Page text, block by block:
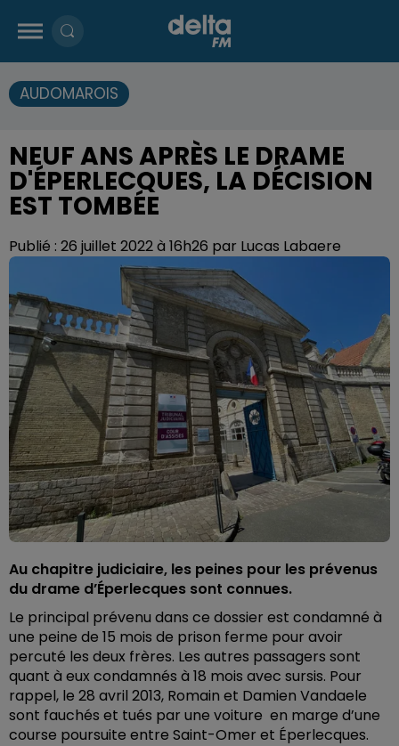
AUDOMAROIS
NEUF ANS APRÈS LE DRAME
D'ÉPERLECQUES, LA DÉCISION
EST TOMBÉE
Publié : 26 juillet 2022 à 16h26 par Lucas Labaere
Au chapitre judiciaire, les peines pour les prévenus
du drame d’Éperlecques sont connues.
Le principal prévenu dans ce dossier est condamné à
une peine de 15 mois de prison ferme pour avoir
percuté les deux frères. Les autres passagers sont
quant à eux condamnés à 18 mois avec sursis. Pour
rappel, le 28 avril 2013, Romain et Damien Vandaele
sont fauchés et tués par une voiture en marge d’une
course poursuite entre Saint-Omer et Éperlecques.